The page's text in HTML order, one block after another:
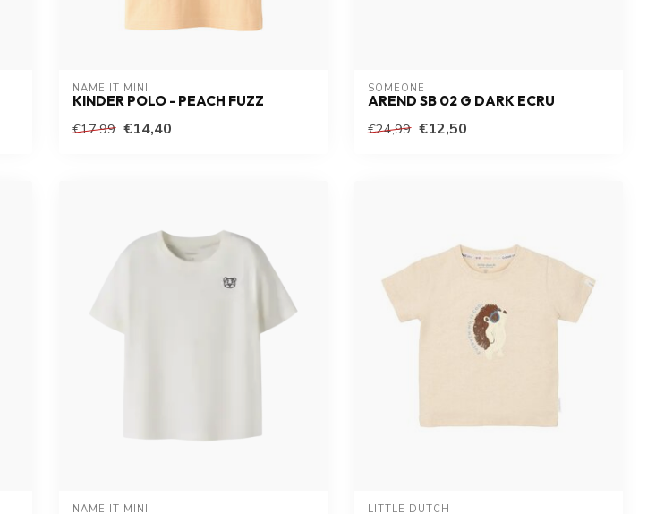
NAME IT MINI
KINDER POLO - PEACH FUZZ
€17,99 €14,40
SOMEONE
AREND SB 02 G DARK ECRU
€24,99 €12,50
NAME IT MINI LITTLE DUTCH